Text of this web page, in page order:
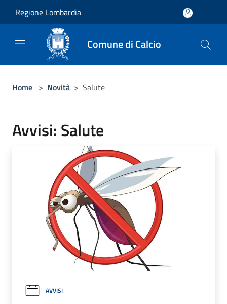
Regione Lombardia
Comune di Calcio
Home > Novità > Salute
Avvisi: Salute
AVVISI